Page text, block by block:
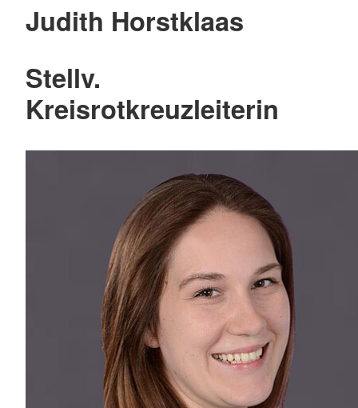
Judith Horstklaas
Stellv.
Kreisrotkreuzleiterin